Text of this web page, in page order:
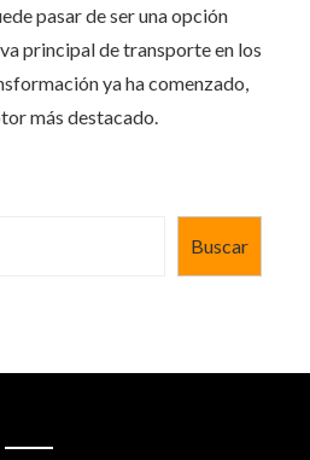
pasar de ser una opción
principal de transporte en los
ya ha comenzado,
más destacado.
Buscar